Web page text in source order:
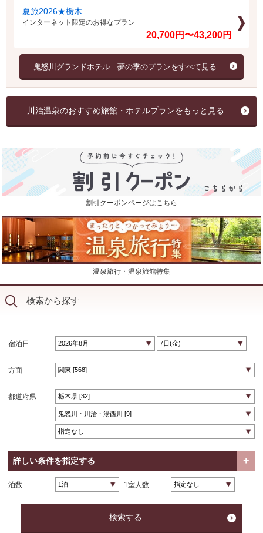
夏旅2026★栃木
インターネット限定のお得なプラン
20,700円〜43,200円
鬼怒川グランドホテル 夢の季のプランをすべて見る
川治温泉のおすすめ旅館・ホテルプランをもっと見る
割引クーポンページはこちら
温泉旅行・温泉旅館特集
検索から探す
宿泊日
方面
都道府県
詳しい条件を指定する
泊数 1室人数